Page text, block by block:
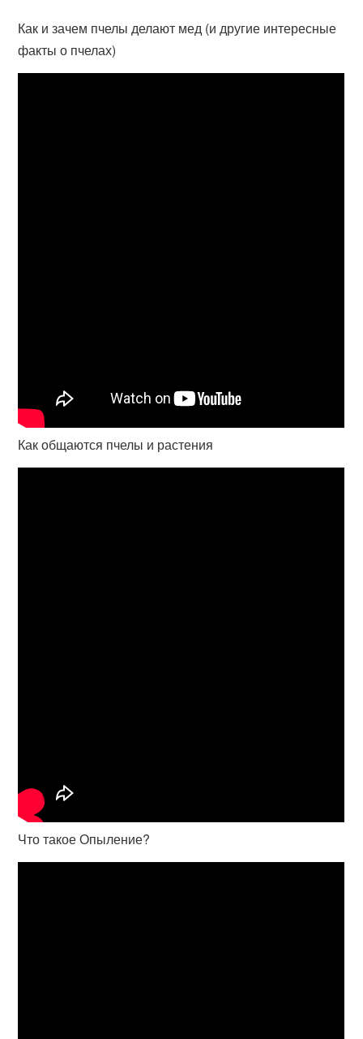
Как и зачем пчелы делают мед (и другие интересные
факты о пчелах)
Как общаются пчелы и растения
Что такое Опыление?